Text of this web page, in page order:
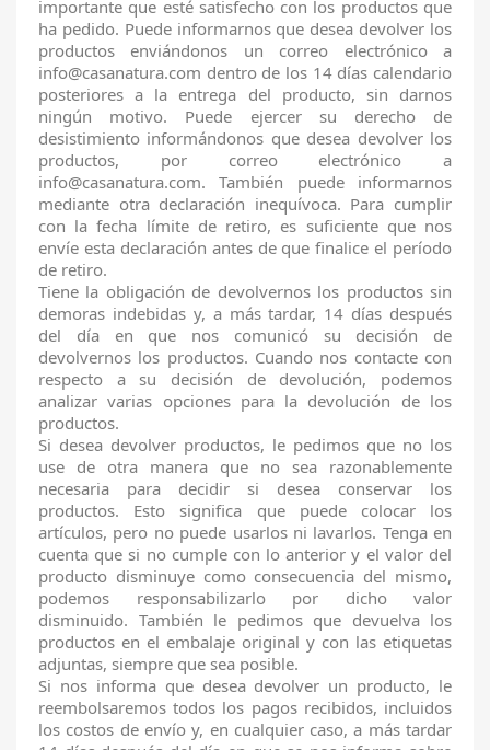
importante que esté satisfecho con los productos que
ha pedido. Puede informarnos que desea devolver los
productos enviándonos un correo electrónico a
info@casanatura.com dentro de los 14 días calendario
posteriores a la entrega del producto, sin darnos
ningún motivo. Puede ejercer su derecho de
desistimiento informándonos que desea devolver los
productos, por correo electrónico a
info@casanatura.com. También puede informarnos
mediante otra declaración inequívoca. Para cumplir
con la fecha límite de retiro, es suficiente que nos
envíe esta declaración antes de que finalice el período
de retiro.
Tiene la obligación de devolvernos los productos sin
demoras indebidas y, a más tardar, 14 días después
del día en que nos comunicó su decisión de
devolvernos los productos. Cuando nos contacte con
respecto a su decisión de devolución, podemos
analizar varias opciones para la devolución de los
productos.
Si desea devolver productos, le pedimos que no los
use de otra manera que no sea razonablemente
necesaria para decidir si desea conservar los
productos. Esto significa que puede colocar los
artículos, pero no puede usarlos ni lavarlos. Tenga en
cuenta que si no cumple con lo anterior y el valor del
producto disminuye como consecuencia del mismo,
podemos responsabilizarlo por dicho valor
disminuido. También le pedimos que devuelva los
productos en el embalaje original y con las etiquetas
adjuntas, siempre que sea posible.
Si nos informa que desea devolver un producto, le
reembolsaremos todos los pagos recibidos, incluidos
los costos de envío y, en cualquier caso, a más tardar